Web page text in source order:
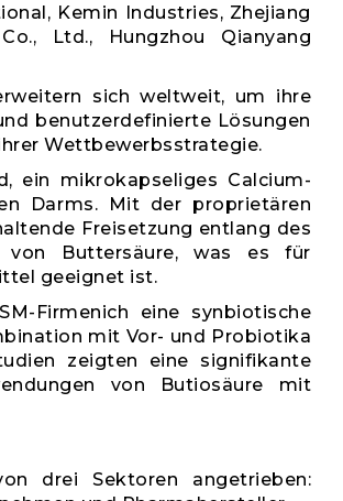
Kemin Industries, Zhejiang
Ltd., Hungzhou Qianyang
sich weltweit, um ihre
benutzerdefinierte Lösungen
Wettbewerbsstrategie.
ein mikrokapseliges Calcium-
Darms. Mit der proprietären
Freisetzung entlang des
von Buttersäure, was es für
geeignet ist.
Firmenich eine synbiotische
mit Vor- und Probiotika
zeigten eine signifikante
von Butiosäure mit
drei Sektoren angetrieben: